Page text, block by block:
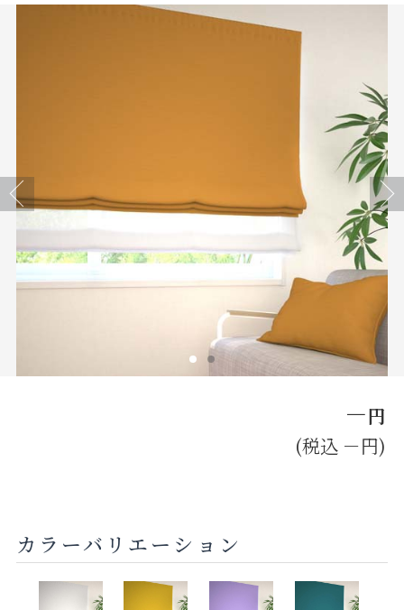
FAQ
お問い合わせ
お気に入りリスト
お見積り来店予約はこちら
Previous Next
－円
(税込 －円)
カラーバリエーション